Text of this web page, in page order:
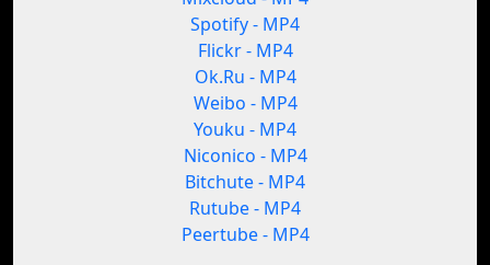
Spotify - MP4
Flickr - MP4
Ok.Ru - MP4
Weibo - MP4
Youku - MP4
Niconico - MP4
Bitchute - MP4
Rutube - MP4
Peertube - MP4